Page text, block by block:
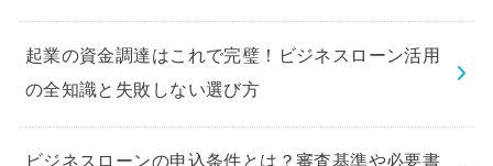
起業の資金調達はこれで完璧！ビジネスローン活用
の全知識と失敗しない選び方
ビジネスローンの申込条件とは？審査基準や必要書